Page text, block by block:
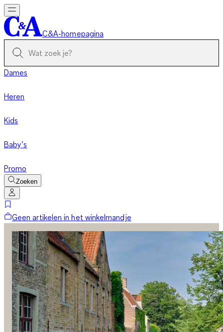
C&A-homepagina
Dames
Heren
Kids
Baby’s
Promo
Zoeken
Geen artikelen in het winkelmandje